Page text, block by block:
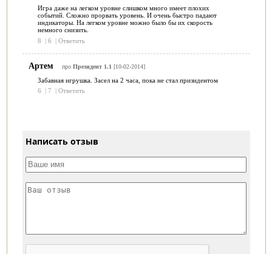
Игра даже на легком уровне слишком много имеет плохих
событий. Сложно прорвать уровень. И очень быстро падают
индикаторы. На легком уровне можно было бы их скорость
немного снизить.
8
| 6 | Ответить
Артем про Президент 1.1 [10-02-2014]
Забавная игрушка. Засел на 2 часа, пока не стал призидентом
6
| 7 | Ответить
Написать отзыв